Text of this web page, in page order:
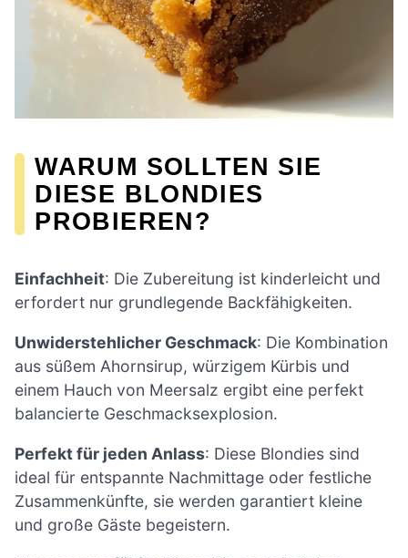
WARUM SOLLTEN SIE
DIESE BLONDIES
PROBIEREN?
Einfachheit: Die Zubereitung ist kinderleicht und
erfordert nur grundlegende Backfähigkeiten.
Unwiderstehlicher Geschmack: Die Kombination
aus süßem Ahornsirup, würzigem Kürbis und
einem Hauch von Meersalz ergibt eine perfekt
balancierte Geschmacksexplosion.
Perfekt für jeden Anlass: Diese Blondies sind
ideal für entspannte Nachmittage oder festliche
Zusammenkünfte, sie werden garantiert kleine
und große Gäste begeistern.